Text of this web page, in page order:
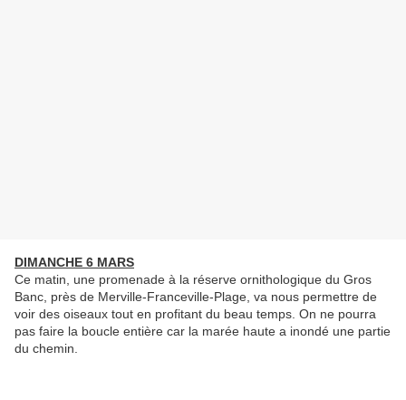
DIMANCHE 6 MARS
Ce matin, une promenade à la réserve ornithologique du Gros
Banc, près de Merville-Franceville-Plage, va nous permettre de
voir des oiseaux tout en profitant du beau temps. On ne pourra
pas faire la boucle entière car la marée haute a inondé une partie
du chemin.